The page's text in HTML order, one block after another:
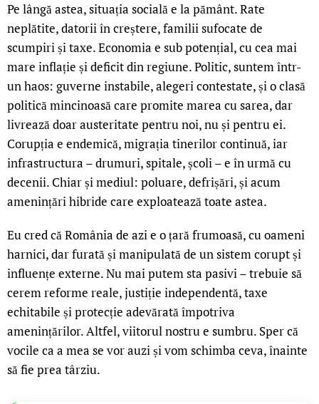
Pe lângă astea, situația socială e la pământ. Rate
neplătite, datorii în creștere, familii sufocate de
scumpiri și taxe. Economia e sub potențial, cu cea mai
mare inflație și deficit din regiune. Politic, suntem într-
un haos: guverne instabile, alegeri contestate, și o clasă
politică mincinoasă care promite marea cu sarea, dar
livrează doar austeritate pentru noi, nu și pentru ei.
Corupția e endemică, migrația tinerilor continuă, iar
infrastructura – drumuri, spitale, școli – e în urmă cu
decenii. Chiar și mediul: poluare, defrișări, și acum
amenințări hibride care exploatează toate astea.
Eu cred că România de azi e o țară frumoasă, cu oameni
harnici, dar furată și manipulată de un sistem corupt și
influențe externe. Nu mai putem sta pasivi – trebuie să
cerem reforme reale, justiție independentă, taxe
echitabile și protecție adevărată împotriva
amenințărilor. Altfel, viitorul nostru e sumbru. Sper că
vocile ca a mea se vor auzi și vom schimba ceva, înainte
să fie prea târziu.